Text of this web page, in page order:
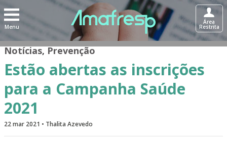
Menu
Área
Restrita
Notícias,Prevenção
Estão abertas as inscrições
para a Campanha Saúde
2021
22 mar 2021 • Thalita Azevedo